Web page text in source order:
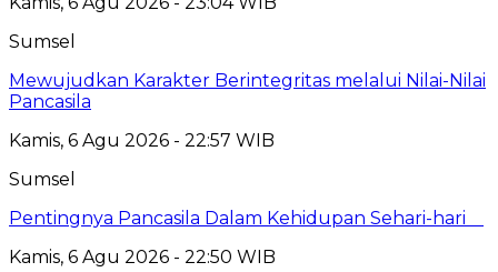
Sumsel
Mewujudkan Karakter Berintegritas melalui Nilai-Nilai
Pancasila
Kamis, 6 Agu 2026 - 22:57 WIB
Sumsel
Pentingnya Pancasila Dalam Kehidupan Sehari-hari
Kamis, 6 Agu 2026 - 22:50 WIB